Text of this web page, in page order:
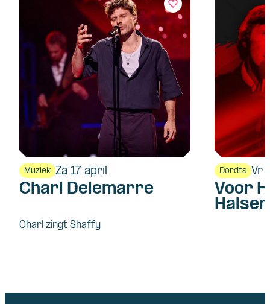
Muziek Za 17 april
Charl Delemarre
Charl zingt Shaffy
Dordts Vr
Voor